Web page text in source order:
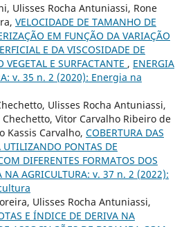
Ulisses Rocha Antuniassi, Rone
VELOCIDADE DE TAMANHO DE
EM FUNÇÃO DA VARIAÇÃO
E DA VISCOSIDADE DE
VEGETAL E SURFACTANTE , ENERGIA
v. 35 n. 2 (2020): Energia na
Ulisses Rocha Antuniassi,
Vitor Carvalho Ribeiro de
Kassis Carvalho, COBERTURA DAS
UTILIZANDO PONTAS DE
DIFERENTES FORMATOS DOS
NA AGRICULTURA: v. 37 n. 2 (2022):
Ulisses Rocha Antuniassi,
E ÍNDICE DE DERIVA NA